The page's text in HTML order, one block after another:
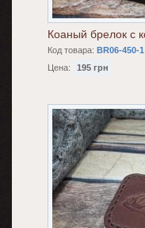
Коаный брелок с
Код товара: BR06-450-1
Цена:
195 грн